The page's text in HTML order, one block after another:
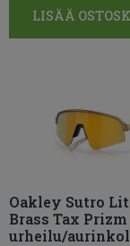
LISÄÄ
Oakley Sutro
Brass Tax
urheilu/